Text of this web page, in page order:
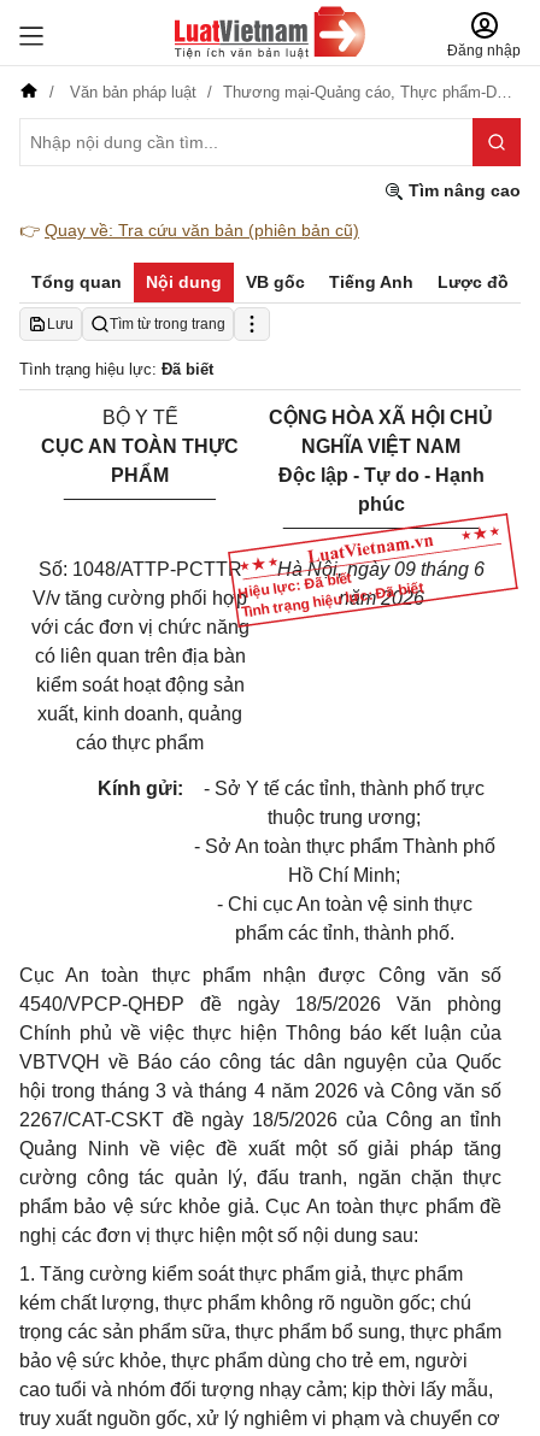
Đăng nhập
Văn bản pháp luật Thương mại-Quảng cáo, Thực phẩm-Dược phẩm
Tìm nâng cao
👉 Quay về: Tra cứu văn bản (phiên bản cũ)
Tổng quan Nội dung VB gốc Tiếng Anh Lược đồ
Lưu Tìm từ trong trang
Tình trạng hiệu lực: Đã biết
Hiệu lực: Đã biết
Tình trạng hiệu lực: Đã biết
BỘ Y TẾ
CỤC AN TOÀN THỰC
PHẨM
CỘNG HÒA XÃ HỘI CHỦ
NGHĨA VIỆT NAM
Độc lập - Tự do - Hạnh
phúc
__________________
Số: 1048/ATTP-PCTTR
V/v tăng cường phối hợp
với các đơn vị chức năng
có liên quan trên địa bàn
kiểm soát hoạt động sản
xuất, kinh doanh, quảng
cáo thực phẩm
Hà Nội, ngày 09 tháng 6
năm 2026
Kính gửi:
- Sở Y tế các tỉnh, thành phố trực
thuộc trung ương;
- Sở An toàn thực phẩm Thành phố
Hồ Chí Minh;
- Chi cục An toàn vệ sinh thực
phẩm các tỉnh, thành phố.
Cục An toàn thực phẩm nhận được Công văn số
4540/VPCP-QHĐP đề ngày 18/5/2026 Văn phòng
Chính phủ về việc thực hiện Thông báo kết luận của
VBTVQH về Báo cáo công tác dân nguyện của Quốc
hội trong tháng 3 và tháng 4 năm 2026 và Công văn số
2267/CAT-CSKT đề ngày 18/5/2026 của Công an tỉnh
Quảng Ninh về việc đề xuất một số giải pháp tăng
cường công tác quản lý, đấu tranh, ngăn chặn thực
phẩm bảo vệ sức khỏe giả. Cục An toàn thực phẩm đề
nghị các đơn vị thực hiện một số nội dung sau:
1. Tăng cường kiểm soát thực phẩm giả, thực phẩm
kém chất lượng, thực phẩm không rõ nguồn gốc; chú
trọng các sản phẩm sữa, thực phẩm bổ sung, thực phẩm
bảo vệ sức khỏe, thực phẩm dùng cho trẻ em, người
cao tuổi và nhóm đối tượng nhạy cảm; kịp thời lấy mẫu,
truy xuất nguồn gốc, xử lý nghiêm vi phạm và chuyển cơ